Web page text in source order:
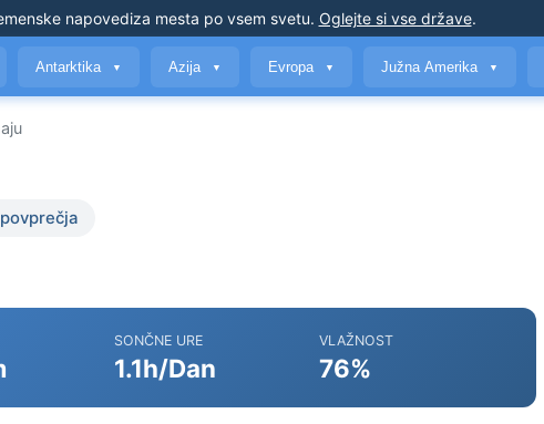
napovediza mesta po vsem svetu. Oglejte si vse države.
Antarktika ▼ Azija ▼ Evropa ▼ Južna Amerika ▼
SONČNE URE
1.1h/Dan
VLAŽNOST
76%